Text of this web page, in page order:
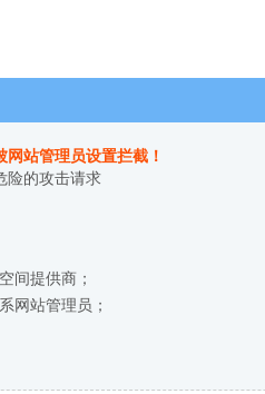
站管理员设置拦截！
险的攻击请求
间提供商；
网站管理员；